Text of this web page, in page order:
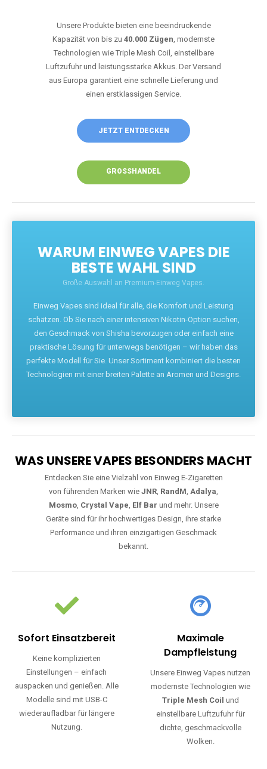
Unsere Produkte bieten eine beeindruckende
Kapazität von bis zu 40.000 Zügen, modernste
Technologien wie Triple Mesh Coil, einstellbare
Luftzufuhr und leistungsstarke Akkus. Der Versand
aus Europa garantiert eine schnelle Lieferung und
einen erstklassigen Service.
JETZT ENTDECKEN
GROSSHANDEL
WARUM EINWEG VAPES DIE
BESTE WAHL SIND
Große Auswahl an Premium-Einweg Vapes.
Einweg Vapes sind ideal für alle, die Komfort und Leistung
schätzen. Ob Sie nach einer intensiven Nikotin-Option suchen,
den Geschmack von Shisha bevorzugen oder einfach eine
praktische Lösung für unterwegs benötigen – wir haben das
perfekte Modell für Sie. Unser Sortiment kombiniert die besten
Technologien mit einer breiten Palette an Aromen und Designs.
WAS UNSERE VAPES BESONDERS MACHT
Entdecken Sie eine Vielzahl von Einweg E-Zigaretten
von führenden Marken wie JNR, RandM, Adalya,
Mosmo, Crystal Vape, Elf Bar und mehr. Unsere
Geräte sind für ihr hochwertiges Design, ihre starke
Performance und ihren einzigartigen Geschmack
bekannt.
Sofort Einsatzbereit
Keine komplizierten
Einstellungen – einfach
auspacken und genießen. Alle
Modelle sind mit USB-C
wiederaufladbar für längere
Nutzung.
Maximale
Dampfleistung
Unsere Einweg Vapes nutzen
modernste Technologien wie
Triple Mesh Coil und
einstellbare Luftzufuhr für
dichte, geschmackvolle
Wolken.